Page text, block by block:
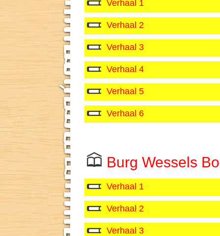
Verhaal 1
Verhaal 2
Verhaal 3
Verhaal 4
Verhaal 5
Verhaal 6
Burg Wessels
Verhaal 1
Verhaal 2
Verhaal 3